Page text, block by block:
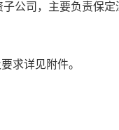
公司 ， 主要负责保定
求详见附件。